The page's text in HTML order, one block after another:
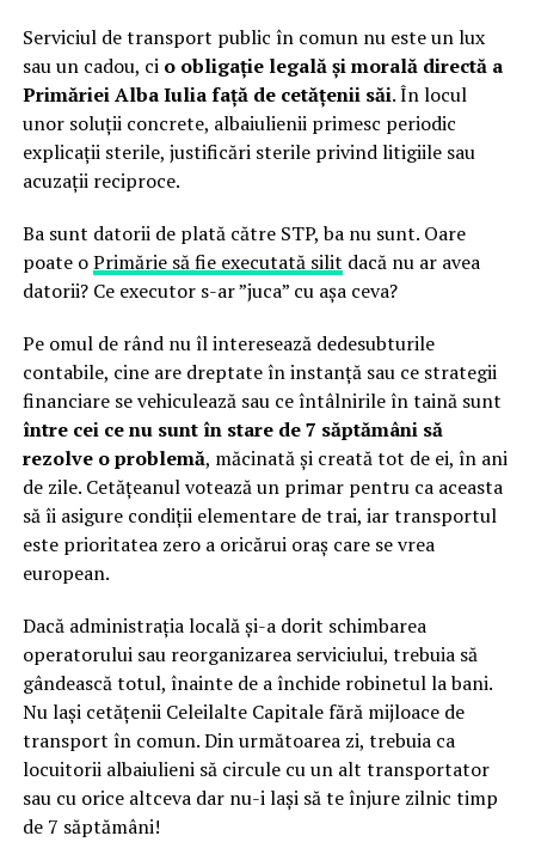
Serviciul de transport public în comun nu este un lux
sau un cadou, ci o obligație legală și morală directă a
Primăriei Alba Iulia față de cetățenii săi. În locul
unor soluții concrete, albaiulienii primesc periodic
explicații sterile, justificări sterile privind litigiile sau
acuzații reciproce.
Ba sunt datorii de plată către STP, ba nu sunt. Oare
poate oPrimărie să fie executată silit dacă nu ar avea
datorii? Ce executor s-ar ”juca” cu așa ceva?
Pe omul de rând nu îl interesează dedesubturile
contabile, cine are dreptate în instanță sau ce strategii
financiare se vehiculează sau ce întâlnirile în taină sunt
între cei ce nu sunt în stare de 7 săptămâni să
rezolve o problemă, măcinată și creată tot de ei, în ani
de zile. Cetățeanul votează un primar pentru ca aceasta
să îi asigure condiții elementare de trai, iar transportul
este prioritatea zero a oricărui oraș care se vrea
european.
Dacă administrația locală și-a dorit schimbarea
operatorului sau reorganizarea serviciului, trebuia să
gândească totul, înainte de a închide robinetul la bani.
Nu lași cetățenii Celeilalte Capitale fără mijloace de
transport în comun. Din următoarea zi, trebuia ca
locuitorii albaiulieni să circule cu un alt transportator
sau cu orice altceva dar nu-i lași să te înjure zilnic timp
de 7 săptămâni!